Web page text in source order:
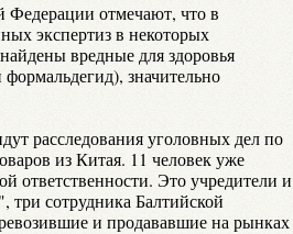
Федерации отмечают, что в
экспертиз в некоторых
вредные для здоровья
значительно
расследования уголовных дел по
из Китая. 11 человек уже
ответственности. Это учредители и
три сотрудника Балтийской
и продававшие на рынках